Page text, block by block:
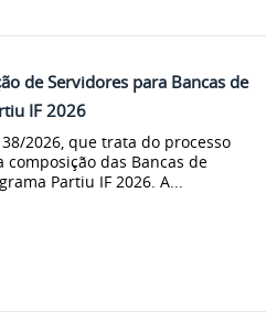
de Servidores para Bancas de
IF 2026
2026, que trata do processo
das Bancas de
Partiu IF 2026. A...